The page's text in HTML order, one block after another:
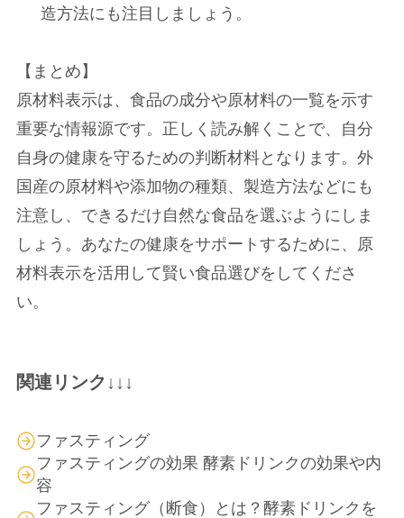
造方法にも注目しましょう。
【まとめ】
原材料表示は、食品の成分や原材料の一覧を示す
重要な情報源です。正しく読み解くことで、自分
自身の健康を守るための判断材料となります。外
国産の原材料や添加物の種類、製造方法などにも
注意し、できるだけ自然な食品を選ぶようにしま
しょう。あなたの健康をサポートするために、原
材料表示を活用して賢い食品選びをしてくださ
い。
関連リンク↓↓↓
ファスティング
ファスティングの効果 酵素ドリンクの効果や内
容
ファスティング（断食）とは？酵素ドリンクを